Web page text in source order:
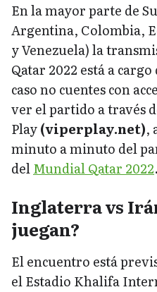
En la mayor parte de
Argentina, Colombia,
y Venezuela) la
Qatar 2022 está a
caso no cuentes con
ver el partido a través
Play(viperplay.net),
minuto a minuto del
delMundial Qatar 2022.
Inglaterra vs
juegan?
El encuentro está
el Estadio Khalifa